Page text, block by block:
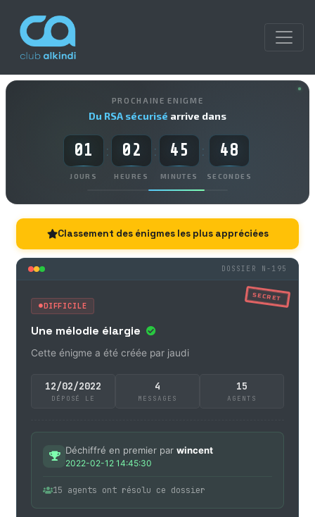
PROCHAINE ENIGME
Du RSA sécurisé arrive dans
01
JOURS
: 02
HEURES
: 45
MINUTES
: 47
SECONDES
Classement des énigmes les plus appréciées
DOSSIER N-195
SECRET
DIFFICILE
Une mélodie élargie
Cette énigme a été créée par jaudi
12/02/2022
DÉPOSÉ LE
4
MESSAGES
15
AGENTS
Déchiffré en premier par wincent
2022-02-12 14:45:30
15 agents ont résolu ce dossier